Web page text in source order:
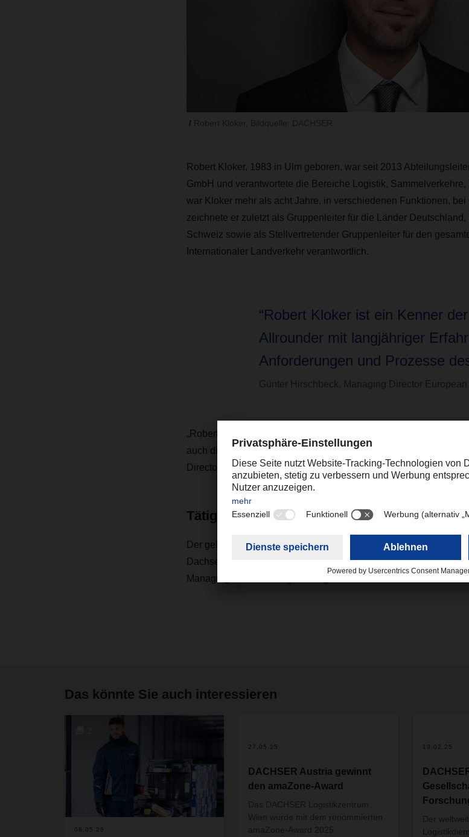
Robert Kloker, 1983 in Ulm geboren, war seit 2013
GmbH und verantwortete die Bereiche Logistik,
war Kloker mehr als acht Jahre, in verschiedenen Funktionen,
zeichnete er zuletzt als Gruppenleiter für die Länder
Schweiz sowie als Stellvertretender Gruppenleiter für den
Internationaler Landverkehr verantwortlich.
“Robert Kloker ist ein Kenner
Allrounder mit langjähriger
Anforderungen und Prozesse
Günter Hirschbeck, Managing Director
„Robert Kloker ist ein Kenner der Branche und Logistik-
auch die Anforderungen und Prozesse des Landverkehrs kennt“,
Director European Logistics Austria.
Tätigkeitsfeld
Der gelernte Speditionskaufmann wird im Rahmen der
Dachser Kunden persönlich vorgestellt. In seiner neuen Funktion
Managing Director European Logistics Austria Günter Hirschbeck.
Das könnte Sie auch interessieren
08.05.26
27.05.25
DACHSER Austria gewinnt
den amaZone-Award
Das DACHSER Logistikzentrum
Wien wurde mit dem renommierten
amaZone-Award 2025
13.02.25
Der